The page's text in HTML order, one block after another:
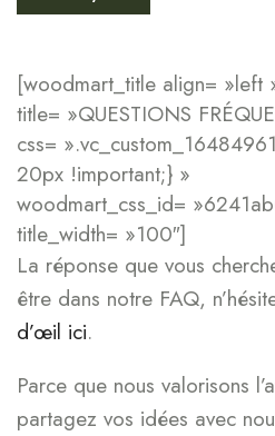
[woodmart_title align= »left
title= »QUESTIONS
css=
20px !important;} »
woodmart_css_id=
title_width= »100″]
La réponse que vous
être dans notre FAQ,
d’œil ici.
Parce que nous valorisons
partagez vos idées avec